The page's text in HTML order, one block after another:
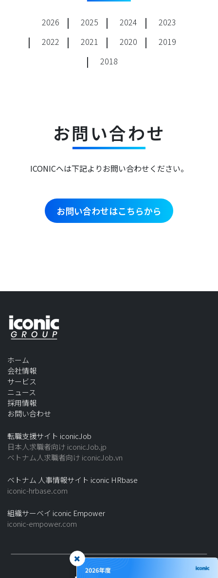
2026 2025 2024
2023
2022
2021 2020
2019
2018
お問い合わせ
ICONICへは下記よりお問い合わせください。
お問い合わせはこちらから
ホーム
会社情報
サービス
ニュース
採用情報
お問い合わせ
転職支援サイト iconicJob
日本人求職者向け iconicJob.jp
ベトナム人求職者向け iconicJob.vn
ベトナム 人事情報サイト iconic HRbase
iconic-hrbase.com
組織サーベイ iconic Empower
iconic-empower.com